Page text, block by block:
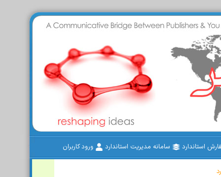
استاندارد سامانه مدیریت استاندارد ورود کاربران